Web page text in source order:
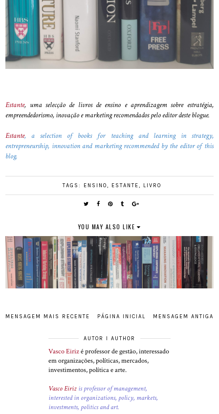
Estante, uma selecção de livros de ensino e aprendizagem sobre estratégia,
empreendedorismo, inovação e marketing recomendados pelo editor deste blogue.
Estante, a selection of books for teaching and learning in strategy,
entrepreneurship, innovation and marketing recommended by the editor of this
blog.
TAGS: ENSINO, ESTANTE, LIVRO
YOU MAY ALSO LIKE
MENSAGEM MAIS RECENTE MENSAGEM ANTIGA
PÁGINA INICIAL
AUTOR I AUTHOR
Vasco Eirizé professor de gestão, interessado
em organizações, políticas, mercados,
investimentos, política e arte.
Vasco Eiriz is professor of management,
interested in organizations, policy, markets,
investments, politics and art.